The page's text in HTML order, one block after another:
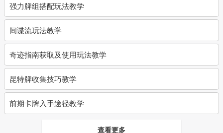
强力牌组搭配玩法教学
间谍流玩法教学
奇迹指南获取及使用玩法教学
昆特牌收集技巧教学
前期卡牌入手途径教学
查看更多